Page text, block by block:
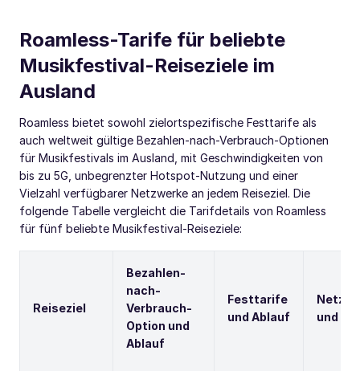
Roamless-Tarife für beliebte
Musikfestival-Reiseziele im
Ausland
Roamless bietet sowohl zielortspezifische Festtarife als
auch weltweit gültige Bezahlen-nach-Verbrauch-Optionen
für Musikfestivals im Ausland, mit Geschwindigkeiten von
bis zu 5G, unbegrenzter Hotspot-Nutzung und einer
Vielzahl verfügbarer Netzwerke an jedem Reiseziel. Die
folgende Tabelle vergleicht die Tarifdetails von Roamless
für fünf beliebte Musikfestival-Reiseziele:
Reiseziel
Bezahlen-
nach-
Verbrauch-
Option und
Ablauf
Festtarife
und Ablauf
und